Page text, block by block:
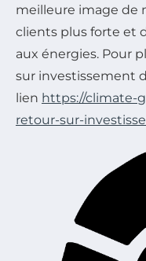
meilleure image de
clients plus forte et
aux énergies. Pour
sur investissement
lien https://climate-
retour-sur-